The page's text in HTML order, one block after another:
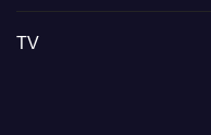
TV